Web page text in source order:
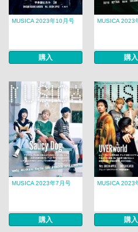
MUSICA 2023年10月号
購入
MUSICA 2023
購入
MUSICA 2023年7月号
購入
MUSICA 2023
購入